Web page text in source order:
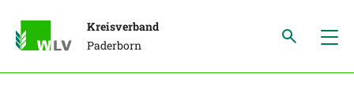
Kreisverband
Paderborn